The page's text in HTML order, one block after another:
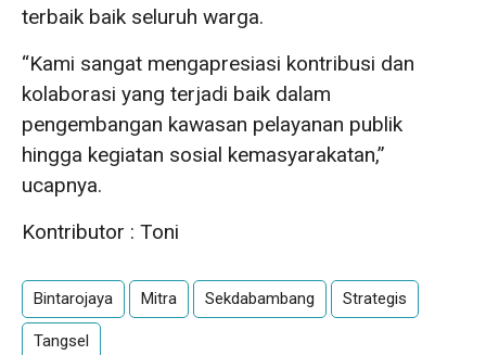
terbaik baik seluruh warga.
“Kami sangat mengapresiasi kontribusi dan
kolaborasi yang terjadi baik dalam
pengembangan kawasan pelayanan publik
hingga kegiatan sosial kemasyarakatan,”
ucapnya.
Kontributor : Toni
Bintarojaya Mitra Sekdabambang Strategis
Tangsel